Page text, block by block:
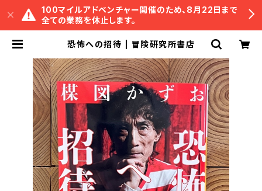
100マイルアドベンチャー開催のため、8月22日まで
全ての業務を休止します。
恐怖への招待 | 冒険研究所書店